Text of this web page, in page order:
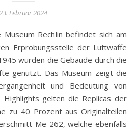
Februar 2024
Erprobungsstelle der Luftwaffe
wurden die Gebäude durch die
genutzt. Das Museum zeigt die
und Bedeutung von
Highlights gelten die Replicas der
zu 40 Prozent aus Originalteilen
Me 262, welche ebenfalls